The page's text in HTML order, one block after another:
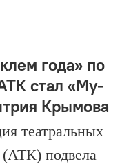
года» по
стал «Му-
Крымова
театральных
(АТК) подвела